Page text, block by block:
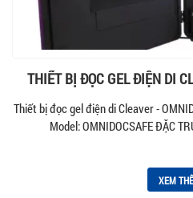
THIẾT BỊ ĐỌC GEL ĐIỆN DI
Thiết bị đọc gel điện di Cleaver -
Model: OMNIDOCSAFE ĐẶC
XEM